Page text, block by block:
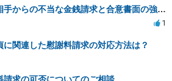
未入籍の元同棲相手からの不当な金銭請求と合意書面の強要について
1
に関連した慰謝料請求の対応方法は？